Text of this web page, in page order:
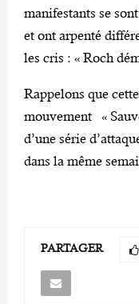
manifestants se
et ont arpenté
les cris : « Roch
Rappelons que
mouvement «
d’une série
dans la même
PARTAGER